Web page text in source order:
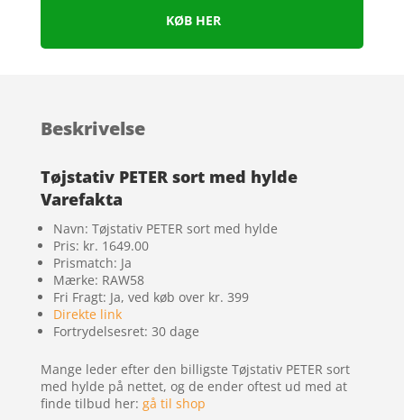
KØB HER
Beskrivelse
Tøjstativ PETER sort med hylde
Varefakta
Navn: Tøjstativ PETER sort med hylde
Pris: kr. 1649.00
Prismatch: Ja
Mærke: RAW58
Fri Fragt: Ja, ved køb over kr. 399
Direkte link
Fortrydelsesret: 30 dage
Mange leder efter den billigste Tøjstativ PETER sort
med hylde på nettet, og de ender oftest ud med at
finde tilbud her: gå til shop